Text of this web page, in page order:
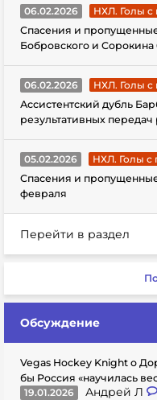
06.02.2026
НХЛ. Голы с
Спасения и
Бобровского и Сорокина
06.02.2026
НХЛ. Голы с
Ассистентский дубль
результативных
05.02.2026
НХЛ. Голы с
Спасения и
февраля
Перейти в раздел
Обсуждение
Vegas Hockey Knight о
бы Россия «научилась
19.01.2026
Андрей Л